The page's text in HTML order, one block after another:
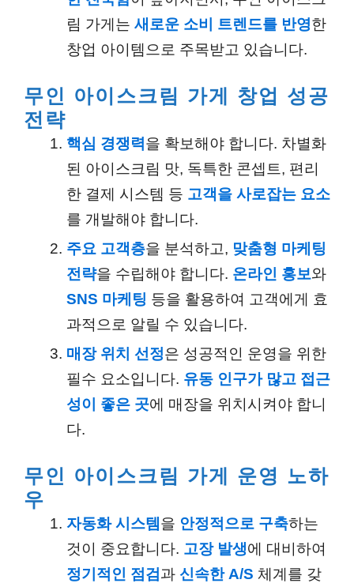
림 가게는 새로운 소비 트렌드를 반영한
창업 아이템으로 주목받고 있습니다.
무인 아이스크림 가게 창업 성공
전략
핵심 경쟁력 을 확보해야 합니다. 차별화
된 아이스크림 맛, 독특한 콘셉트, 편리
한 결제 시스템 등 고객을 사로잡는 요소
를 개발해야 합니다.
주요 고객층을 분석하고, 맞춤형 마케팅
전략을 수립해야 합니다. 온라인 홍보와
SNS 마케팅 등을 활용하여 고객에게 효
과적으로 알릴 수 있습니다.
매장 위치 선정은 성공적인 운영을 위한
필수 요소입니다. 유동 인구가 많고 접근
성이 좋은 곳에 매장을 위치시켜야 합니
다.
무인 아이스크림 가게 운영 노하
우
자동화 시스템 을 안정적으로 구축하는
것이 중요합니다. 고장 발생에 대비하여
정기적인 점검 과 신속한 A/S 체계를 갖